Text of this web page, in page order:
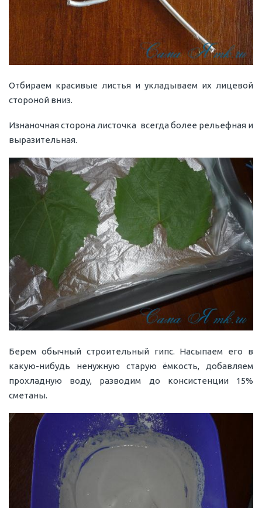
Отбираем красивые листья и укладываем их лицевой
стороной вниз.
Изнаночная сторона листочка всегда более рельефная и
выразительная.
Берем обычный строительный гипс. Насыпаем его в
какую-нибудь ненужную старую ёмкость, добавляем
прохладную воду, разводим до консистенции 15%
сметаны.